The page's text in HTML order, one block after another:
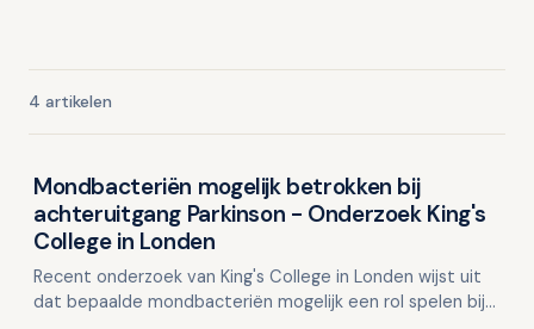
4 artikelen
Weerstand en mondgezondheid
Mondbacteriën mogelijk betrokken bij
achteruitgang Parkinson - Onderzoek King's
College in Londen
Recent onderzoek van King's College in Londen wijst uit
dat bepaalde mondbacteriën mogelijk een rol spelen bij